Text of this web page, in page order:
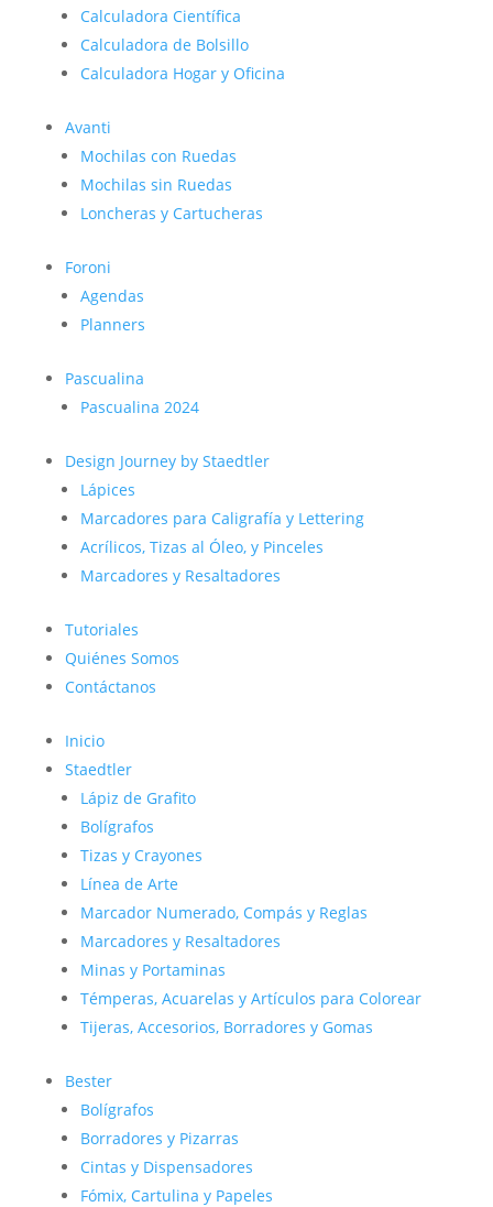
Calculadora Científica
Calculadora de Bolsillo
Calculadora Hogar y Oficina
Avanti
Mochilas con Ruedas
Mochilas sin Ruedas
Loncheras y Cartucheras
Foroni
Agendas
Planners
Pascualina
Pascualina 2024
Design Journey by Staedtler
Lápices
Marcadores para Caligrafía y Lettering
Acrílicos, Tizas al Óleo, y Pinceles
Marcadores y Resaltadores
Tutoriales
Quiénes Somos
Contáctanos
Inicio
Staedtler
Lápiz de Grafito
Bolígrafos
Tizas y Crayones
Línea de Arte
Marcador Numerado, Compás y Reglas
Marcadores y Resaltadores
Minas y Portaminas
Témperas, Acuarelas y Artículos para Colorear
Tijeras, Accesorios, Borradores y Gomas
Bester
Bolígrafos
Borradores y Pizarras
Cintas y Dispensadores
Fómix, Cartulina y Papeles